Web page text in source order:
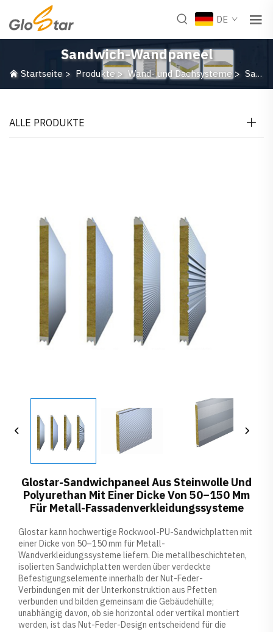
DE
Sandwich-Wandpaneel
Startseite > Produkte> Wand- und Dachsysteme> Sandwich-Wandpaneel
ALLE PRODUKTE
Glostar-Sandwichpaneel Aus Steinwolle Und
Polyurethan Mit Einer Dicke Von 50–150 Mm
Für Metall-Fassadenverkleidungssysteme
Glostar kann hochwertige Rockwool-PU-Sandwichplatten mit
einer Dicke von 50–150 mm für Metall-
Wandverkleidungssysteme liefern. Die metallbeschichteten,
isolierten Sandwichplatten werden über verdeckte
Befestigungselemente innerhalb der Nut-Feder-
Verbindungen mit der Unterkonstruktion aus Pfetten
verbunden und bilden gemeinsam die Gebäudehülle;
unabhängig davon, ob sie horizontal oder vertikal montiert
werden, ist das Nut-Feder-Design entscheidend für die